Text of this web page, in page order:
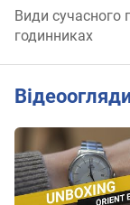
Види сучасного
годинниках